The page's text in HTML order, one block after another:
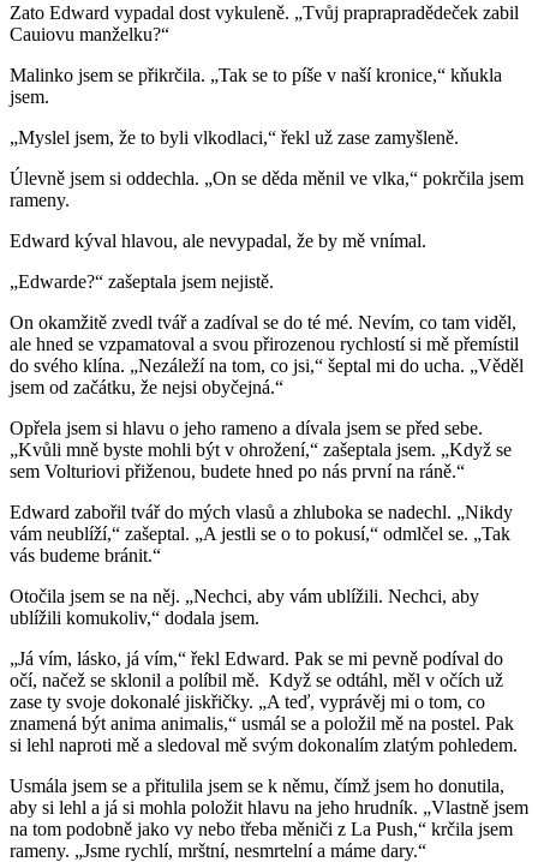
Zato Edward vypadal dost vykuleně. „Tvůj praprapradědeček zabil
Cauiovu manželku?“
Malinko jsem se přikrčila. „Tak se to píše v naší kronice,“ kňukla
jsem.
„Myslel jsem, že to byli vlkodlaci,“ řekl už zase zamyšleně.
Úlevně jsem si oddechla. „On se děda měnil ve vlka,“ pokrčila jsem
rameny.
Edward kýval hlavou, ale nevypadal, že by mě vnímal.
„Edwarde?“ zašeptala jsem nejistě.
On okamžitě zvedl tvář a zadíval se do té mé. Nevím, co tam viděl,
ale hned se vzpamatoval a svou přirozenou rychlostí si mě přemístil
do svého klína. „Nezáleží na tom, co jsi,“ šeptal mi do ucha. „Věděl
jsem od začátku, že nejsi obyčejná.“
Opřela jsem si hlavu o jeho rameno a dívala jsem se před sebe.
„Kvůli mně byste mohli být v ohrožení,“ zašeptala jsem. „Když se
sem Volturiovi přiženou, budete hned po nás první na ráně.“
Edward zabořil tvář do mých vlasů a zhluboka se nadechl. „Nikdy
vám neublíží,“ zašeptal. „A jestli se o to pokusí,“ odmlčel se. „Tak
vás budeme bránit.“
Otočila jsem se na něj. „Nechci, aby vám ublížili. Nechci, aby
ublížili komukoliv,“ dodala jsem.
„Já vím, lásko, já vím,“ řekl Edward. Pak se mi pevně podíval do
očí, načež se sklonil a políbil mě. Když se odtáhl, měl v očích už
zase ty svoje dokonalé jiskřičky. „A teď, vyprávěj mi o tom, co
znamená být anima animalis,“ usmál se a položil mě na postel. Pak
si lehl naproti mě a sledoval mě svým dokonalím zlatým pohledem.
Usmála jsem se a přitulila jsem se k němu, čímž jsem ho donutila,
aby si lehl a já si mohla položit hlavu na jeho hrudník. „Vlastně jsem
na tom podobně jako vy nebo třeba měniči z La Push,“ krčila jsem
rameny. „Jsme rychlí, mrštní, nesmrtelní a máme dary.“